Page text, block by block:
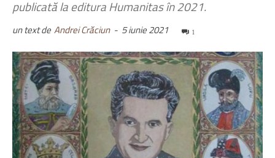
publicată la editura Humanitas în 2021.
un text de Andrei Crăciun - 5 iunie 2021 1